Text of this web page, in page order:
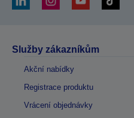
Služby zákazníkům
Akční nabídky
Registrace produktu
Vrácení objednávky